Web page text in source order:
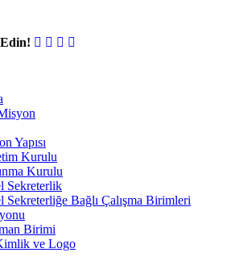
Yapısı
Kurulu
Kurulu
Sekreterlik
Sekreterliğe Bağlı Çalışma Birimleri
Birimi
ve Logo